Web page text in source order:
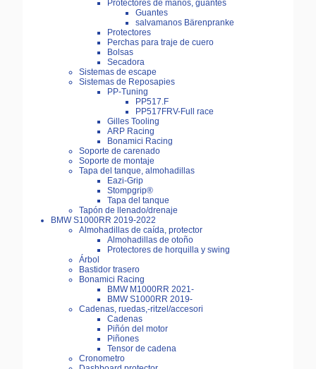
Protectores de manos, guantes
Guantes
salvamanos Bärenpranke
Protectores
Perchas para traje de cuero
Bolsas
Secadora
Sistemas de escape
Sistemas de Reposapies
PP-Tuning
PP517.F
PP517FRV-Full race
Gilles Tooling
ARP Racing
Bonamici Racing
Soporte de carenado
Soporte de montaje
Tapa del tanque, almohadillas
Eazi-Grip
Stompgrip®
Tapa del tanque
Tapón de llenado/drenaje
BMW S1000RR 2019-2022
Almohadillas de caída, protector
Almohadillas de otoño
Protectores de horquilla y swing
Árbol
Bastidor trasero
Bonamici Racing
BMW M1000RR 2021-
BMW S1000RR 2019-
Cadenas, ruedas,-ritzel/accesori
Cadenas
Piñón del motor
Piñones
Tensor de cadena
Cronometro